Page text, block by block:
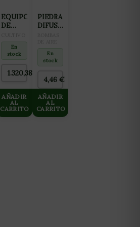
EQUIPO
DE
INVERSA
GROWMAX
L/DIA
HASTA
En
stock
1.320,38
AÑADIR
AL
CARRITO
PIEDRA
DIFUSORA
(12CM)
En
stock
4,46 €
AÑADIR
AL
CARRITO